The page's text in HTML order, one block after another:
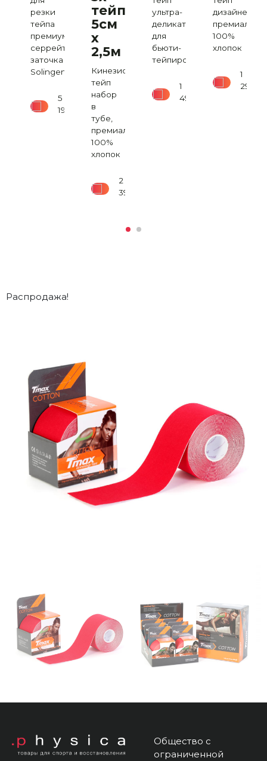
резки
тейпа
премиум,
серрейторная
заточка
Solingen
5
190
тейпов
5см
х
2,5м
Кинезио
тейп
набор
в
тубе,
премиальный
100%
хлопок
2
390
ультра-
деликатный,
для
бьюти-
тейпирования
1
490
100%
хлопок
1
290
Распродажа!
Общество с
ограниченной